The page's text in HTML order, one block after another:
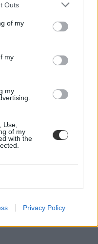
Outs
of my
my
my
Use,
of my
with the
Privacy Policy